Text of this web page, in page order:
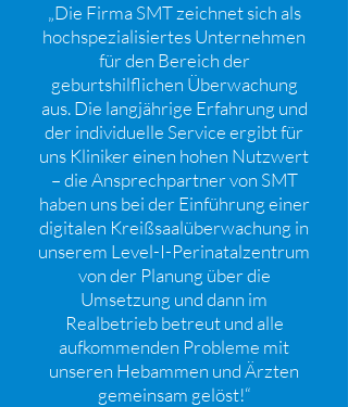
„Die Firma SMT zeichnet sich als
hochspezialisiertes Unternehmen
für den Bereich der
geburtshilflichen Überwachung
aus. Die langjährige Erfahrung und
der individuelle Service ergibt für
uns Kliniker einen hohen Nutzwert
– die Ansprechpartner von SMT
haben uns bei der Einführung einer
digitalen Kreißsaalüberwachung in
unserem Level-I-Perinatalzentrum
von der Planung über die
Umsetzung und dann im
Realbetrieb betreut und alle
aufkommenden Probleme mit
unseren Hebammen und Ärzten
gemeinsam gelöst!“